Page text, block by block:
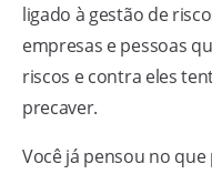
ligado à gestão de
empresas e pessoas
riscos e contra eles
precaver.
Você já pensou no